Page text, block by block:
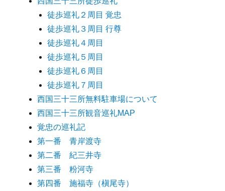
徒歩巡礼２周目 覚忠
徒歩巡礼３周目 行尊
徒歩巡礼４周目
徒歩巡礼５周目
徒歩巡礼６周目
徒歩巡礼７周目
西国三十三所無料駐車場について
西国三十三所観音巡礼MAP
覚忠の巡礼記
第一番 青岸渡寺
第二番 紀三井寺
第三番 粉河寺
第四番 施福寺（槇尾寺）